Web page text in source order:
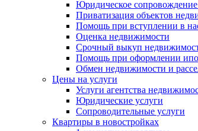
Юридическое сопровождение
Приватизация объектов
Помощь при вступлении в
Оценка недвижимости
Срочный выкуп
Помощь при оформлении
Обмен недвижимости и
Цены на услуги
Услуги агентства
Юридические услуги
Сопроводительные услуги
Квартиры в новостройках